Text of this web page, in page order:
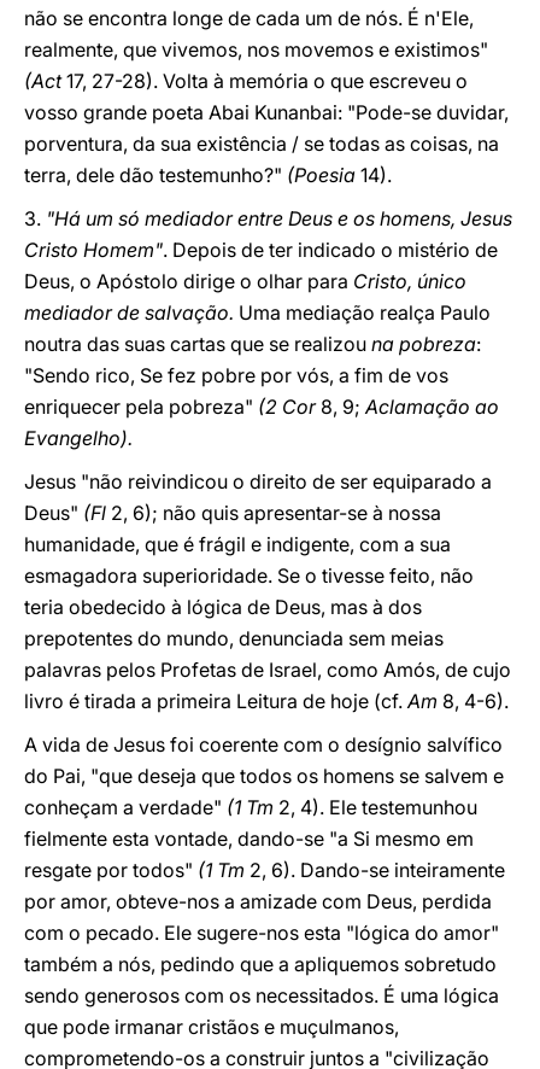
não se encontra longe de cada um de nós. É n'Ele,
realmente, que vivemos, nos movemos e existimos"
(Act17, 27-28). Volta à memória o que escreveu o
vosso grande poeta Abai Kunanbai: "Pode-se duvidar,
porventura, da sua existência / se todas as coisas, na
terra, dele dão testemunho?" (Poesia 14).
3. "Há um só mediador entre Deus e os homens, Jesus
Cristo Homem". Depois de ter indicado o mistério de
Deus, o Apóstolo dirige o olhar para Cristo, único
mediador de salvação. Uma mediação realça Paulo
noutra das suas cartas que se realizou na pobreza:
"Sendo rico, Se fez pobre por vós, a fim de vos
enriquecer pela pobreza" (2 Cor 8, 9;Aclamação ao
Evangelho).
Jesus "não reivindicou o direito de ser equiparado a
Deus" (Fl 2, 6); não quis apresentar-se à nossa
humanidade, que é frágil e indigente, com a sua
esmagadora superioridade. Se o tivesse feito, não
teria obedecido à lógica de Deus, mas à dos
prepotentes do mundo, denunciada sem meias
palavras pelos Profetas de Israel, como Amós, de cujo
livro é tirada a primeira Leitura de hoje (cf.Am 8, 4-6).
A vida de Jesus foi coerente com o desígnio salvífico
do Pai, "que deseja que todos os homens se salvem e
conheçam a verdade" (1 Tm 2, 4). Ele testemunhou
fielmente esta vontade, dando-se "a Si mesmo em
resgate por todos" (1 Tm 2, 6). Dando-se inteiramente
por amor, obteve-nos a amizade com Deus, perdida
com o pecado. Ele sugere-nos esta "lógica do amor"
também a nós, pedindo que a apliquemos sobretudo
sendo generosos com os necessitados. É uma lógica
que pode irmanar cristãos e muçulmanos,
comprometendo-os a construir juntos a "civilização